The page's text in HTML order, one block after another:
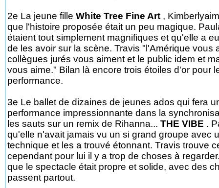
2e La jeune filleWhite Tree Fine Art ,
que l'histoire proposée était un peu magique.
étaient tout simplement magnifiques et qu'elle a
de les avoir sur la scène. Travis "l'Amérique vous
collègues jurés vous aiment et le public idem et
vous aime." Bilan là encore trois étoiles d'or pour
performance.
3e Le ballet de dizaines de jeunes ados qui fera
performance impressionnante dans la
les sauts sur un remix de Rihanna...THE VIBE .
qu'elle n'avait jamais vu un si grand groupe avec
technique et les a trouvé étonnant. Travis trouve
cependant pour lui il y a trop de choses à
que le spectacle était propre et solide, avec des
passent partout.